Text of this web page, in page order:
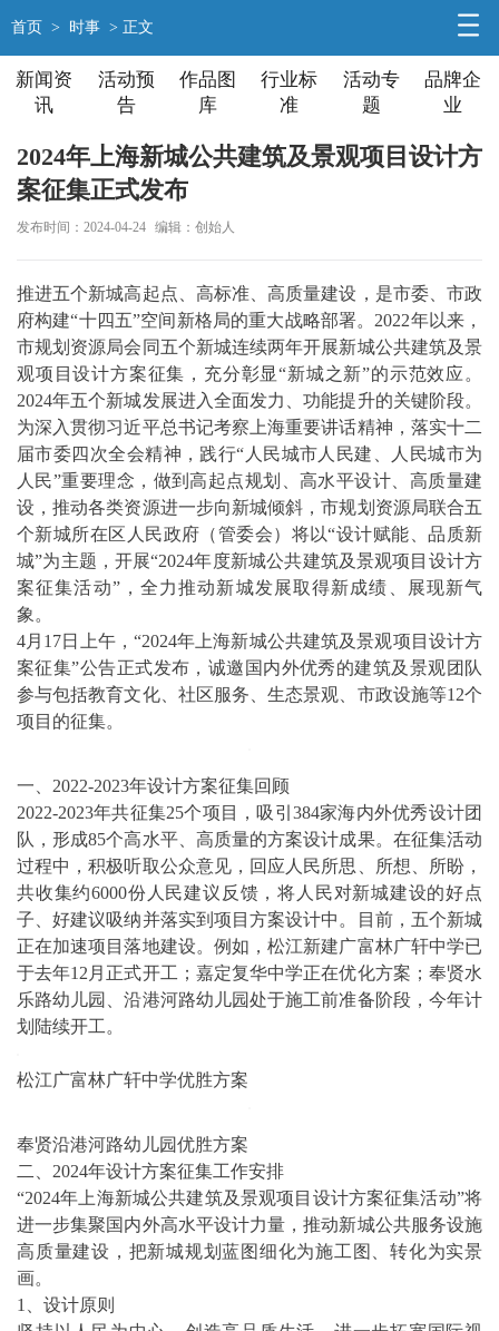
首页 > 时事 > 正文
新闻资
讯
活动预
告
作品图
库
行业标
准
活动专
题
品牌企
业
2024年上海新城公共建筑及景观项目设计方
案征集正式发布
发布时间：2024-04-24 编辑：创始人
推进五个新城高起点、高标准、高质量建设，是市委、市政
府构建“十四五”空间新格局的重大战略部署。2022年以来，
市规划资源局会同五个新城连续两年开展新城公共建筑及景
观项目设计方案征集，充分彰显“新城之新”的示范效应。
2024年五个新城发展进入全面发力、功能提升的关键阶段。
为深入贯彻习近平总书记考察上海重要讲话精神，落实十二
届市委四次全会精神，践行“人民城市人民建、人民城市为
人民”重要理念，做到高起点规划、高水平设计、高质量建
设，推动各类资源进一步向新城倾斜，市规划资源局联合五
个新城所在区人民政府（管委会）将以“设计赋能、品质新
城”为主题，开展“2024年度新城公共建筑及景观项目设计方
案征集活动”，全力推动新城发展取得新成绩、展现新气
象。
4月17日上午，“2024年上海新城公共建筑及景观项目设计方
案征集”公告正式发布，诚邀国内外优秀的建筑及景观团队
参与包括教育文化、社区服务、生态景观、市政设施等12个
项目的征集。
一、2022-2023年设计方案征集回顾
2022-2023年共征集25个项目，吸引384家海内外优秀设计团
队，形成85个高水平、高质量的方案设计成果。在征集活动
过程中，积极听取公众意见，回应人民所思、所想、所盼，
共收集约6000份人民建议反馈，将人民对新城建设的好点
子、好建议吸纳并落实到项目方案设计中。目前，五个新城
正在加速项目落地建设。例如，松江新建广富林广轩中学已
于去年12月正式开工；嘉定复华中学正在优化方案；奉贤水
乐路幼儿园、沿港河路幼儿园处于施工前准备阶段，今年计
划陆续开工。
松江广富林广轩中学优胜方案
奉贤沿港河路幼儿园优胜方案
二、2024年设计方案征集工作安排
“2024年上海新城公共建筑及景观项目设计方案征集活动”将
进一步集聚国内外高水平设计力量，推动新城公共服务设施
高质量建设，把新城规划蓝图细化为施工图、转化为实景
画。
1、设计原则